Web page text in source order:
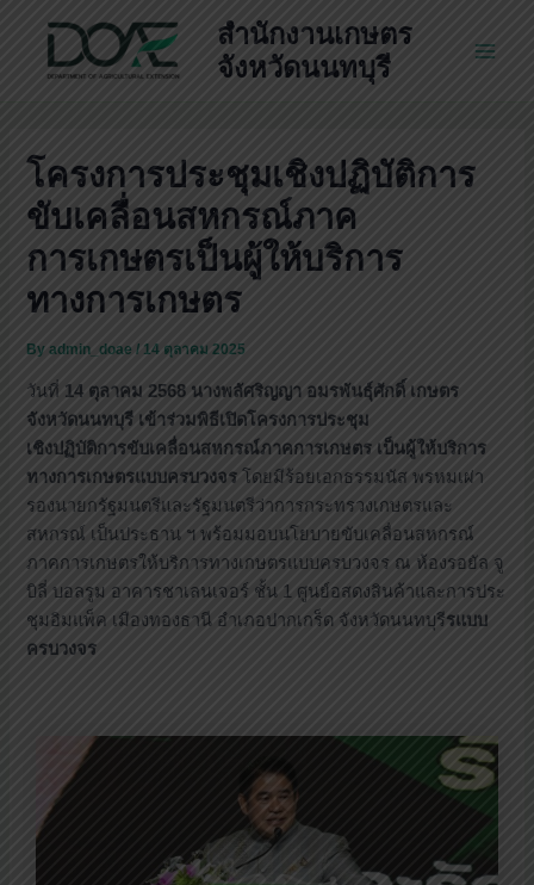
content
สำนักงานเกษตร
จังหวัดนนทบุรี
โครงการประชุมเชิงปฏิบัติการ
ขับเคลื่อนสหกรณ์ภาค
การเกษตรเป็นผู้ให้บริการ
ทางการเกษตร
Byadmin_doae/ 14 ตุลาคม 2025
วันที่ 14 ตุลาคม 2568 นางพลัศริญญา อมรพันธุ์ศักดิ์ เกษตร
จังหวัดนนทบุรี เข้าร่วมพิธีเปิดโครงการประชุม
เชิงปฏิบัติการขับเคลื่อนสหกรณ์ภาคการเกษตร เป็นผู้ให้บริการ
ทางการเกษตรแบบครบวงจรโดยมีร้อยเอกธรรมนัส พรหมเผ่า
รองนายกรัฐมนตรีและรัฐมนตรีว่าการกระทรวงเกษตรและ
สหกรณ์ เป็นประธาน ฯ พร้อมมอบนโยบายขับเคลื่อนสหกรณ์
ภาคการเกษตรให้บริการทางเกษตรแบบครบวงจร ณ ห้องรอยัล จู
บิลี่ บอลรูม อาคารชาเลนเจอร์ ชั้น 1 ศูนย์อสดงสินค้าและการประ
ชุมอิมแพ็ค เมืองทองธานี อำเภอปากเกร็ด จังหวัดนนทบุรีรแบบ
ครบวงจร